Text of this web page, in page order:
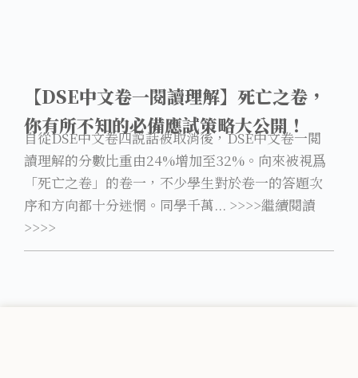
【DSE中文卷一閱讀理解】死亡之卷，
你有所不知的必備應試策略大公開！
自從DSE中文卷四説話被取消後，DSE中文卷一閲
讀理解的分數比重由24%增加至32%。向來被視爲
「死亡之卷」的卷一，不少學生對於卷一的答題次
序和方向都十分迷惘。同學千萬... >>>>繼續閱讀
>>>>